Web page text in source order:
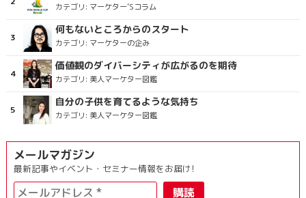
カテゴリ: マーケター’Sコラム
何もないところからのスタート
カテゴリ: マーケターの企み
価値観のダイバーシティが広がるのを期待
カテゴリ: 美人マーケター図鑑
自分の子供を育てるような気持ち
カテゴリ: 美人マーケター図鑑
メールマガジン
最新記事やイベント・セミナー情報をお届け!